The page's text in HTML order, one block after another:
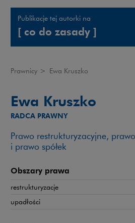
Publikacje tej autorki na
[ co do zasady ]
Prawnicy > Ewa Kruszko
Ewa Kruszko
RADCA PRAWNY
Prawo restrukturyzacyjne,
i prawo spółek
Obszary prawa
restrukturyzacje
upadłości